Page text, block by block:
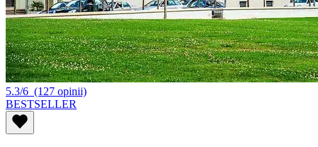
5.3/6 (127 opinii)
BESTSELLER